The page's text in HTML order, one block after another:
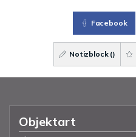
Facebook
Notizblock ()
Objektart